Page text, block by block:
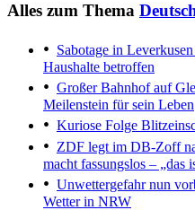
Alles zum Thema
Sabotage in Leverkusen
Haushalte betroffen
Großer Bahnhof auf
Meilenstein für sein Leben
Kuriose Folge
ZDF legt im DB-Zoff
macht fassungslos – „das
Unwettergefahr nun
Wetter in NRW